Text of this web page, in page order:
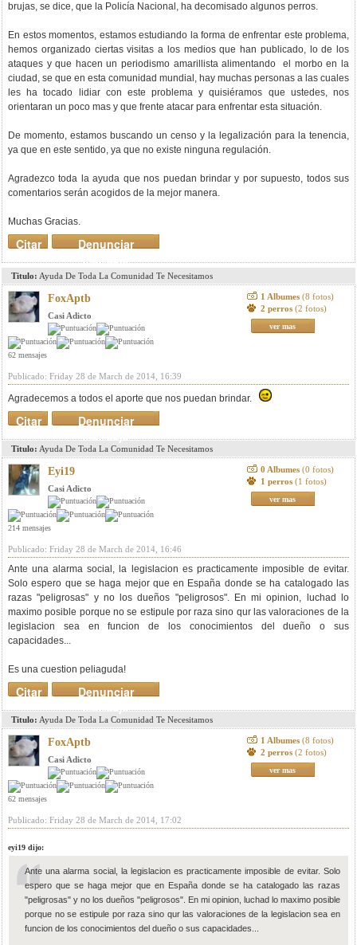
brujas, se dice, que la Policía Nacional, ha decomisado algunos perros.
En estos momentos, estamos estudiando la forma de enfrentar este problema,
hemos organizado ciertas visitas a los medios que han publicado, lo de los
ataques y que hacen un periodismo amarillista alimentando el morbo en la
ciudad, se que en esta comunidad mundial, hay muchas personas a las cuales
les ha tocado lidiar con este problema y quisiéramos que ustedes, nos
orientaran un poco mas y que frente atacar para enfrentar esta situación.
De momento, estamos buscando un censo y la legalización para la tenencia,
ya que en este sentido, ya que no existe ninguna regulación.
Agradezco toda la ayuda que nos puedan brindar y por supuesto, todos sus
comentarios serán acogidos de la mejor manera.
Muchas Gracias.
Denunciar
mensaje
Citar
Titulo: Ayuda De Toda La Comunidad Te Necesitamos
FoxAptb
Casi Adicto
62 mensajes
1 Albumes (8 fotos)
2 perros (2 fotos)
ver mas
Publicado: Friday 28 de March de 2014, 16:39
Agradecemos a todos el aporte que nos puedan brindar.
Denunciar
mensaje
Citar
Titulo: Ayuda De Toda La Comunidad Te Necesitamos
Eyi19
Casi Adicto
214 mensajes
0 Albumes (0 fotos)
1 perros (1 fotos)
ver mas
Publicado: Friday 28 de March de 2014, 16:46
Ante una alarma social, la legislacion es practicamente imposible de evitar.
Solo espero que se haga mejor que en España donde se ha catalogado las
razas "peligrosas" y no los dueños "peligrosos". En mi opinion, luchad lo
maximo posible porque no se estipule por raza sino qur las valoraciones de la
legislacion sea en funcion de los conocimientos del dueño o sus
capacidades...
Es una cuestion peliaguda!
Denunciar
mensaje
Citar
Titulo: Ayuda De Toda La Comunidad Te Necesitamos
FoxAptb
Casi Adicto
62 mensajes
1 Albumes (8 fotos)
2 perros (2 fotos)
ver mas
Publicado: Friday 28 de March de 2014, 17:02
eyi19 dijo:
Ante una alarma social, la legislacion es practicamente imposible de evitar. Solo
espero que se haga mejor que en España donde se ha catalogado las razas
"peligrosas" y no los dueños "peligrosos". En mi opinion, luchad lo maximo posible
porque no se estipule por raza sino qur las valoraciones de la legislacion sea en
funcion de los conocimientos del dueño o sus capacidades...